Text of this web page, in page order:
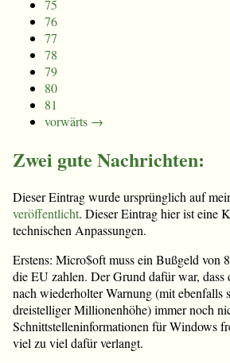
75
76
77
78
79
80
81
vorwärts →
Zwei gute Nachrichten:
Dieser Eintrag wurde ursprünglich auf
veröffentlicht. Dieser Eintrag hier ist eine
technischen Anpassungen.
Erstens: Micro$oft muss ein Bußgeld von
die EU zahlen. Der Grund dafür war, dass
nach wiederholter Warnung (mit ebenfalls
dreistelliger Millionenhöhe) immer noch
Schnittstelleninformationen für Windows
viel zu viel dafür verlangt.